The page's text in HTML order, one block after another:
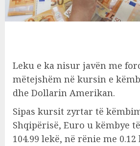
Leku e ka nisur javën me
mëtejshëm në kursin e
dhe Dollarin Amerikan.
Sipas kursit zyrtar të
Shqipërisë, Euro u këmbye
104.99 lekë, në rënie me